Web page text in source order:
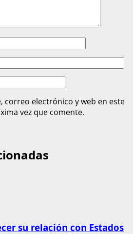
correo electrónico y web en este
vez que comente.
su relación con Estados